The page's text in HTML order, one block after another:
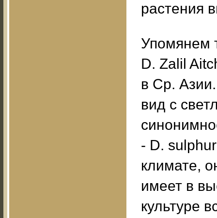
растения
Упомянем
D. Zalil
в Ср.
вид с
- D.
климате,
имеет в
культуре